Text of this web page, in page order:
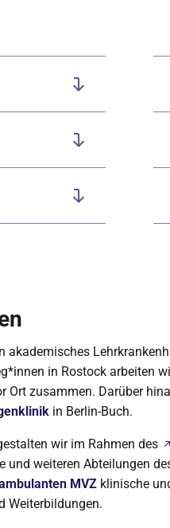
akademisches
in Rostock arbeiten
Ort zusammen. Darüber
in Berlin-Buch.
wir im Rahmen des
und weiteren Abteilungen
MVZ klinische
Weiterbildungen.